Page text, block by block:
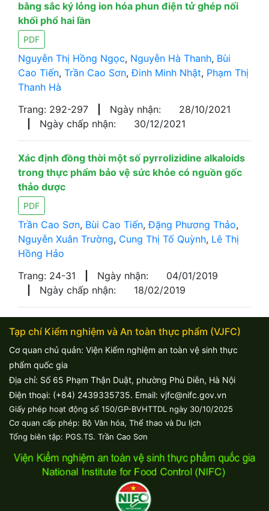
bằng sắc ký lỏng ion hóa phun điện tử ghép nối
khối phổ hai lần
PDF
Nguyễn Thị Hồng Ngọc, Nguyễn Hà Thanh, Bùi
Cao Tiến, Trần Cao Sơn,Đinh Minh Nhật, Phạm Thị
Thanh Hà
Trang: 292-297
Ngày nhận:
28/10/2021
Ngày chấp nhận: 30/12/2021
Xác định đồng thời một số pyrrolizidine alkaloids
trong thực phẩm bảo vệ sức khỏe có nguồn gốc
thảo dược
PDF
Trần Cao Sơn, Bùi Cao Tiến,Đặng Phương Thảo,
Nguyễn Xuân Trường, Cung Thị Tố Quỳnh, Lê Thị
Hồng Hảo
Trang: 24-31
Ngày nhận:
04/01/2019
Ngày chấp nhận: 18/02/2019
Tạp chí Kiểm nghiệm và An toàn thực phẩm (VJFC)
Cơ quan chủ quản: Viện Kiểm nghiệm an toàn vệ sinh thực
phẩm quốc gia
Địa chỉ: Số 65 Phạm Thận Duật, phường Phú Diễn, Hà Nội
Điện thoại: (+84) 2439335735. Email: vjfc@nifc.gov.vn
Giấy phép hoạt động số 150/GP-BVHTTDL ngày 30/10/2025
Cơ quan cấp phép: Bộ Văn hóa, Thể thao và Du lịch
Tổng biên tập: PGS.TS. Trần Cao Sơn